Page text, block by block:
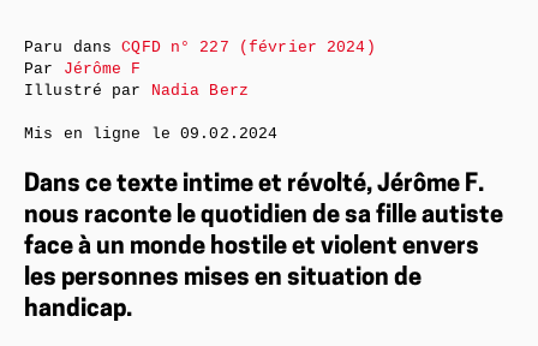
Dans ce texte intime et révolté, Jérôme F.
nous raconte le quotidien de sa fille autiste
face à un monde hostile et violent envers
les personnes mises en situation de
handicap.
Paru dansCQFD n° 227 (février 2024)
Par Jérôme F
Illustré par Nadia Berz
Mis en ligne le09.02.2024